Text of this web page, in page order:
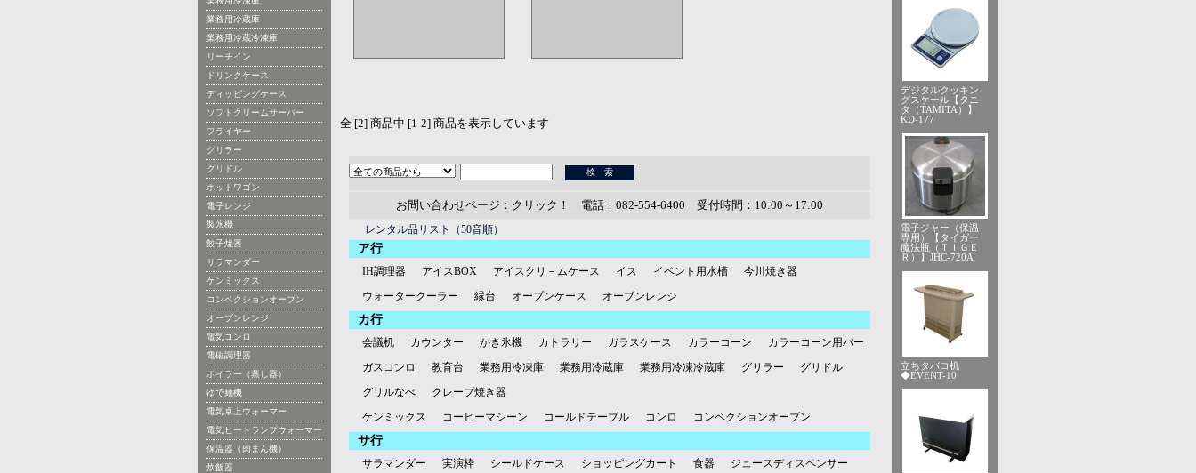
業務用冷蔵庫
業務用冷蔵冷凍庫
リーチイン
ドリンクケース
ディッピングケース
ソフトクリームサーバー
フライヤー
グリラー
グリドル
ホットワゴン
電子レンジ
製氷機
餃子焼器
サラマンダー
ケンミックス
コンベクションオーブン
オーブンレンジ
電気コンロ
電磁調理器
ボイラー（蒸し器）
ゆで麺機
電気卓上ウォーマー
電気ヒートランプウォーマー
保温器（肉まん機）
炊飯器
全 [2] 商品中 [1-2] 商品を表示しています
お問い合わせページ：クリック！ 電話：082-554-6400 受付時間：10:00～17:00
レンタル品リスト（50音順）
ア行
IH調理器 アイスBOX アイスクリ－ムケース イス イベント用水槽
今川焼き器
ウォータークーラー
縁台 オープンケース オーブンレンジ
カ行
会議机 カウンター かき氷機 カトラリー ガラスケース カラーコーン
カラーコーン用バー
ガスコンロ
教育台 業務用冷凍庫 業務用冷蔵庫 業務用冷凍冷蔵庫 グリラー
グリドル
グリルなべ
クレープ焼き器
ケンミックス
コーヒーマシーン コールドテーブル コンロ コンベクションオーブン
サ行
サラマンダー 実演枠 シールドケース ショッピングカート 食器
ジュースディスペンサー
デジタルクッキン
グスケール【タニ
タ（TAMITA）】
KD-177
電子ジャー（保温
専用）【タイガー
魔法瓶（ＴＩＧＥ
Ｒ）】JHC-720A
立ちタバコ机
◆EVENT-10